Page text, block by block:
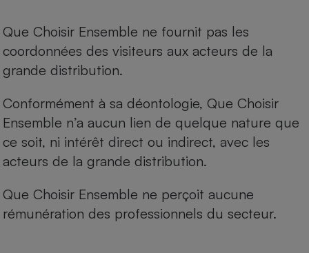
Que Choisir Ensemble ne fournit pas les
coordonnées des visiteurs aux acteurs de la
grande distribution.
Conformément à sa déontologie, Que Choisir
Ensemble n’a aucun lien de quelque nature que
ce soit, ni intérêt direct ou indirect, avec les
acteurs de la grande distribution.
Que Choisir Ensemble ne perçoit aucune
rémunération des professionnels du secteur.